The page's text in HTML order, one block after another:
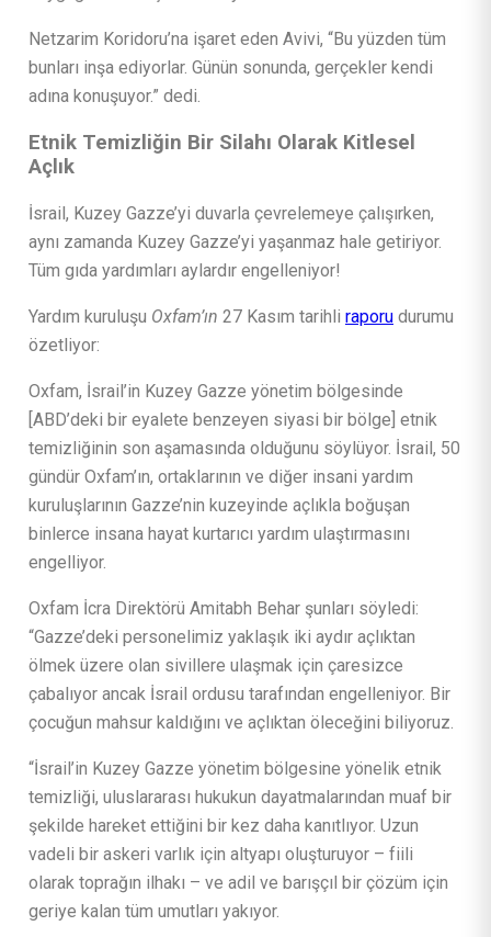
Netzarim Koridoru’na işaret eden Avivi, “Bu yüzden tüm
bunları inşa ediyorlar. Günün sonunda, gerçekler kendi
adına konuşuyor.” dedi.
Etnik Temizliğin Bir Silahı Olarak Kitlesel
Açlık
İsrail, Kuzey Gazze’yi duvarla çevrelemeye çalışırken,
aynı zamanda Kuzey Gazze’yi yaşanmaz hale getiriyor.
Tüm gıda yardımları aylardır engelleniyor!
Yardım kuruluşu Oxfam’ın 27 Kasım tarihli raporu durumu
özetliyor:
Oxfam, İsrail’in Kuzey Gazze yönetim bölgesinde
[ABD’deki bir eyalete benzeyen siyasi bir bölge] etnik
temizliğinin son aşamasında olduğunu söylüyor. İsrail, 50
gündür Oxfam’ın, ortaklarının ve diğer insani yardım
kuruluşlarının Gazze’nin kuzeyinde açlıkla boğuşan
binlerce insana hayat kurtarıcı yardım ulaştırmasını
engelliyor.
Oxfam İcra Direktörü Amitabh Behar şunları söyledi:
“Gazze’deki personelimiz yaklaşık iki aydır açlıktan
ölmek üzere olan sivillere ulaşmak için çaresizce
çabalıyor ancak İsrail ordusu tarafından engelleniyor. Bir
çocuğun mahsur kaldığını ve açlıktan öleceğini biliyoruz.
“İsrail’in Kuzey Gazze yönetim bölgesine yönelik etnik
temizliği, uluslararası hukukun dayatmalarından muaf bir
şekilde hareket ettiğini bir kez daha kanıtlıyor. Uzun
vadeli bir askeri varlık için altyapı oluşturuyor – fiili
olarak toprağın ilhakı – ve adil ve barışçıl bir çözüm için
geriye kalan tüm umutları yakıyor.